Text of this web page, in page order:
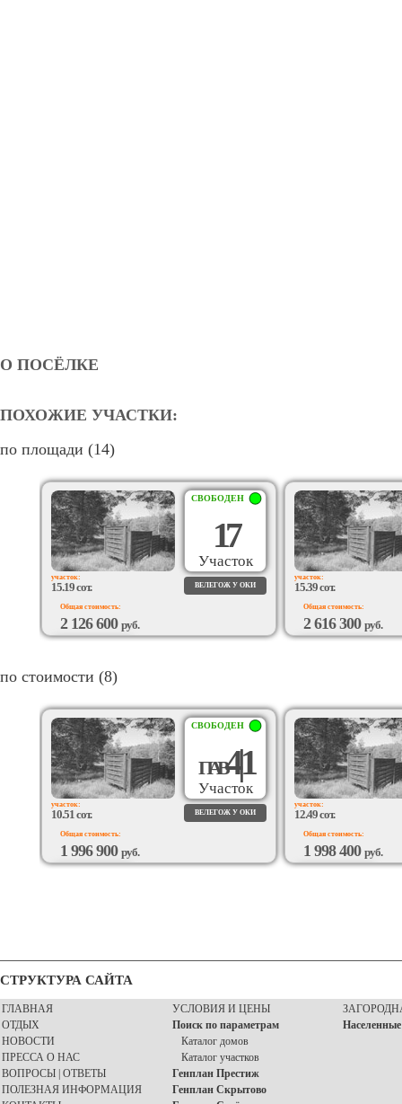
О ПОСЁЛКЕ
ПОХОЖИЕ УЧАСТКИ:
по площади (14)
СВОБОДЕН
17
Участок
участок:
15.19 сот. ВЕЛЕГОЖ У ОКИ
Общая стоимость:
2 126 600 руб.
ВОЗМОЖЕН
участок:
15.39 сот.
Общая стоимость:
2 616 300 руб.
ВОЗМОЖЕН
по стоимости (8)
СВОБОДЕН
ПАВ4|1
Участок
участок:
10.51 сот. ВЕЛЕГОЖ У ОКИ
Общая стоимость:
1 996 900 руб.
ВОЗМОЖЕН
участок:
12.49 сот.
Общая стоимость:
1 998 400 руб.
ВОЗМОЖЕН
СТРУКТУРА САЙТА
ГЛАВНАЯ
ОТДЫХ
НОВОСТИ
ПРЕССА О НАС
ВОПРОСЫ | ОТВЕТЫ
ПОЛЕЗНАЯ ИНФОРМАЦИЯ
УСЛОВИЯ И ЦЕНЫ
Поиск по параметрам
Каталог домов
Каталог участков
Генплан Престиж
Генплан Скрытово